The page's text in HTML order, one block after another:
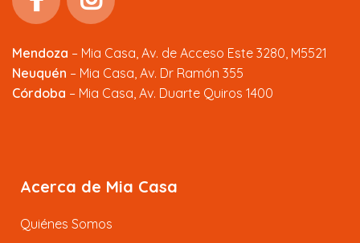
Mendoza – Mia Casa, Av. de Acceso Este 3280, M5521
Neuquén – Mia Casa, Av. Dr Ramón 355
Córdoba – Mia Casa, Av. Duarte Quiros 1400
Acerca de Mia Casa
Quiénes Somos